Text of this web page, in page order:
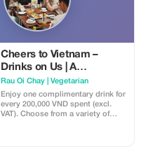
Cheers to Vietnam –
Drinks on Us | A
Refreshing Local
Experience
Rau Oi Chay | Vegetarian
Enjoy one complimentary drink for
every 200,000 VND spent (excl.
VAT). Choose from a variety of